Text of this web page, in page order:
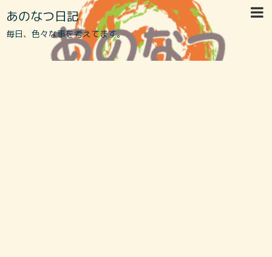
あのなつ日記
毎日、色々な事を考えてます。